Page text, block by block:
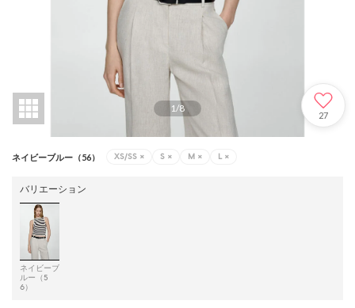
1/8
27
ネイビーブルー（56） XS/SS × S × M × L ×
バリエーション
ネイビーブ
ルー（5
6）